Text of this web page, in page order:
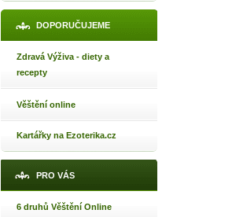
DOPORUČUJEME
Zdravá Výživa - diety a
recepty
Věštění online
Kartářky na Ezoterika.cz
PRO VÁS
6 druhů Věštění Online